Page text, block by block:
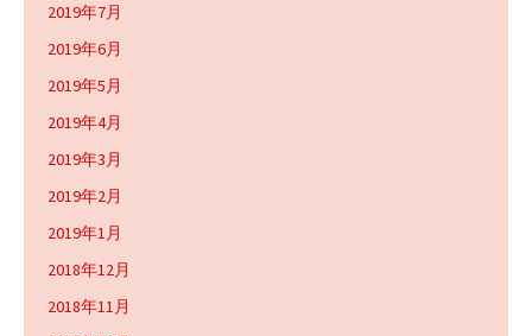
2019年7月
2019年6月
2019年5月
2019年4月
2019年3月
2019年2月
2019年1月
2018年12月
2018年11月